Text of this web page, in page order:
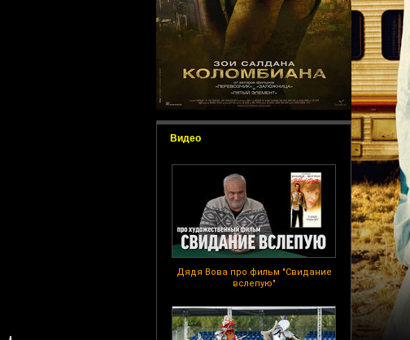
Видео
Дядя Вова про фильм "Свидание
вслепую"